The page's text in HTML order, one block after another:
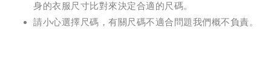
身的衣服尺寸比對來決定合適的尺碼。
請小心選擇尺碼，有關尺碼不適合問題我們概不負責。